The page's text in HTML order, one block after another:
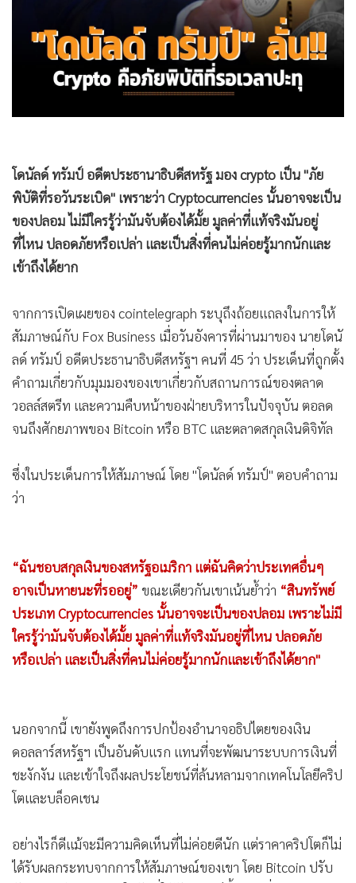
กีฬา
ต่างประเทศ
Special Scoop
• อาชญากรรม
• Motoring
• เกม
วิทยาศาสตร์
• หุ้น
• อินโดจีน
• กองทุนรวม
• Celeb Online
• Factcheck
• ญี่ปุ่น
• Gotomanager
โดนัลด์ ทรัมป์ อดีตประธานาธิบดีสหรัฐ มอง crypto เป็น "ภัย
พิบัติที่รอวันระเบิด" เพราะว่า Cryptocurrencies นั้นอาจจะเป็น
ของปลอม ไม่มีใครรู้ว่ามันจับต้องได้มั้ย มูลค่าที่แท้จริงมันอยู่
เข้าถึงได้ยาก
จากการเปิดเผยของ cointelegraph ระบุถึงถ้อยแถลงในการให้
สัมภาษณ์กับ Fox Business เมื่อวันอังคารที่ผ่านมาของ นายโดนั
ลด์ ทรัมป์ อดีตประธานาธิบดีสหรัฐฯ คนที่ 45 ว่า ประเด็นที่ถูกตั้ง
คำถามเกี่ยวกับมุมมองของเขาเกี่ยวกับสถานการณ์ของตลาด
จนถึงศักยภาพของ Bitcoin หรือ BTC และตลาดสกุลเงินดิจิทัล
“ฉันชอบสกุลเงินของสหรัฐอเมริกา แต่ฉันคิดว่าประเทศอื่นๆ
อาจเป็นหายนะที่รออยู่”ขณะเดียวกันเขาเน้นย้ำว่า“สินทรัพย์
ประเภท Cryptocurrencies นั้นอาจจะเป็นของปลอม เพราะไม่มี
นอกจากนี้ เขายังพูดถึงการปกป้องอำนาจอธิปไตยของเงิน
ดอลลาร์สหรัฐฯ เป็นอันดับแรก แทนที่จะพัฒนาระบบการเงินที่
โตและบล็อคเชน